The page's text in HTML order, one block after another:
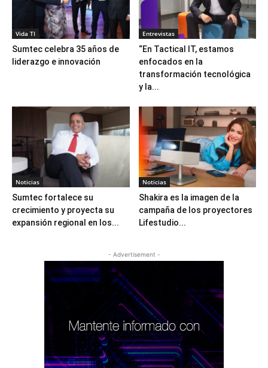
Vida TI
Sumtec celebra 35 años de
liderazgo e innovación
Entrevistas
“En Tactical IT, estamos
enfocados en la
transformación tecnológica
y la...
Noticias
Sumtec fortalece su
crecimiento y proyecta su
expansión regional en los...
Noticias
Shakira es la imagen de la
campaña de los proyectores
Lifestudio...
- Advertisement -